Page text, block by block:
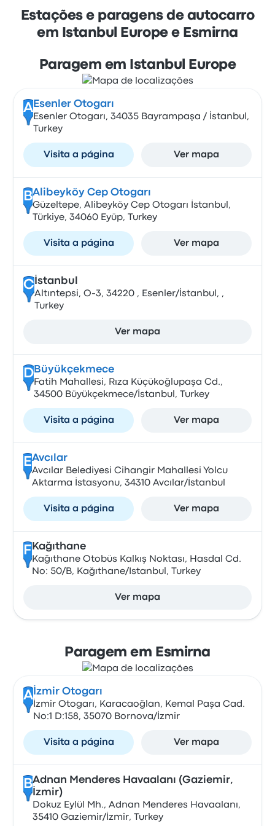
Estações e paragens de autocarro
em Istanbul Europe e Esmirna
Paragem em Istanbul Europe
A Esenler Otogarı
Esenler Otogarı, 34035 Bayrampaşa / İstanbul,
Turkey
Visita a página Ver mapa
BAlibeyköy Cep Otogarı
Güzeltepe, Alibeyköy Cep Otogarı İstanbul,
Türkiye, 34060 Eyüp, Turkey
Visita a página Ver mapa
Cİstanbul
Altıntepsi, O-3, 34220 , Esenler/İstanbul, ,
Turkey
Ver mapa
DBüyükçekmece
Fatih Mahallesi, Rıza Küçükoğlupaşa Cd.,
34500 Büyükçekmece/İstanbul, Turkey
Visita a página Ver mapa
EAvcılar
Avcılar Belediyesi Cihangir Mahallesi Yolcu
Aktarma İstasyonu, 34310 Avcılar/İstanbul
Visita a página Ver mapa
F Kağıthane
Kağıthane Otobüs Kalkış Noktası, Hasdal Cd.
No: 50/B, Kağıthane/Istanbul, Turkey
Ver mapa
Paragem em Esmirna
A İzmir Otogarı
İzmir Otogarı, Karacaoğlan, Kemal Paşa Cad.
No:1 D:158, 35070 Bornova/İzmir
Visita a página Ver mapa
BAdnan Menderes Havaalanı (Gaziemir,
İzmir)
Dokuz Eylül Mh., Adnan Menderes Havaalanı,
35410 Gaziemir/İzmir, Turkey